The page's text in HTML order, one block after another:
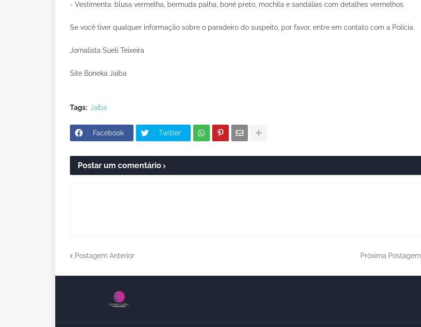
- Vestimenta: blusa vermelha, bermuda palha, boné preto, mochila e sandálias com detalhes vermelhos.
Se você tiver qualquer informação sobre o paradeiro do suspeito, por favor, entre em contato com a Polícia.
Jornalista Sueli Teixeira
Site Boneka Jaíba
Tags: Jaíba
Facebook Twitter
Postar um comentário
Postagem Anterior Próxima Postagem